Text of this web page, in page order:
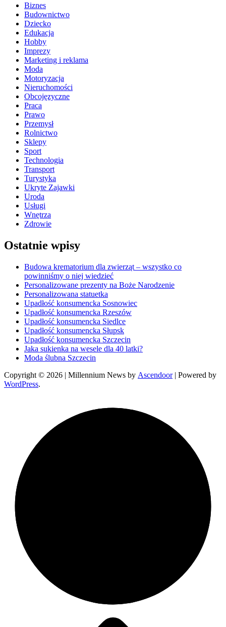
Biznes
Budownictwo
Dziecko
Edukacja
Hobby
Imprezy
Marketing i reklama
Moda
Motoryzacja
Nieruchomości
Obcojęzyczne
Praca
Prawo
Przemysł
Rolnictwo
Sklepy
Sport
Technologia
Transport
Turystyka
Ukryte Zajawki
Uroda
Usługi
Wnętrza
Zdrowie
Ostatnie wpisy
Budowa krematorium dla zwierząt – wszystko co
powinniśmy o niej wiedzieć
Personalizowane prezenty na Boże Narodzenie
Personalizowana statuetka
Upadłość konsumencka Sosnowiec
Upadłość konsumencka Rzeszów
Upadłość konsumencka Siedlce
Upadłość konsumencka Słupsk
Upadłość konsumencka Szczecin
Jaka sukienka na wesele dla 40 latki?
Moda ślubna Szczecin
Copyright © 2026 | Millennium News by Ascendoor| Powered by
WordPress.